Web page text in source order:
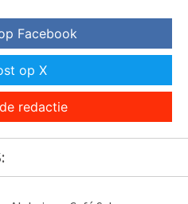
Facebook
op X
redactie